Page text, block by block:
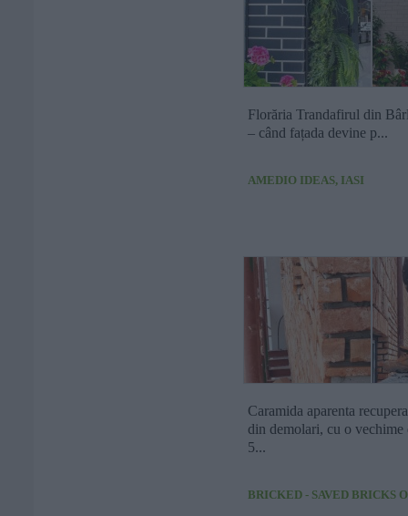
Florăria Trandafirul din
– când fațada devine p...
AMEDIO IDEAS, IASI
Caramida aparenta
din demolari, cu o vechime
5...